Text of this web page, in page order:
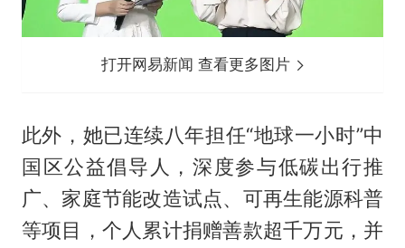
打开网易新闻 查看更多图片
此外，她已连续八年担任“地球一小时”中
国区公益倡导人，深度参与低碳出行推
广、家庭节能改造试点、可再生能源科普
等项目，个人累计捐赠善款超千万元，并